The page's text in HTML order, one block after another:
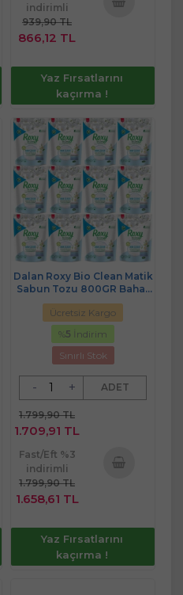
indirimli
939,90 TL
866,12 TL
Yaz Fırsatlarını
kaçırma !
Dalan Roxy Bio Clean Matik
Sabun Tozu 800GR Bahar
Çiçekleri (12 Li Set) (312
Yıkama)
Ücretsiz Kargo
%5 İndirim
Sınırlı Stok
- + ADET
1.799,90 TL
1.709,91 TL
Fast/Eft %3
indirimli
1.799,90 TL
1.658,61 TL
Yaz Fırsatlarını
kaçırma !